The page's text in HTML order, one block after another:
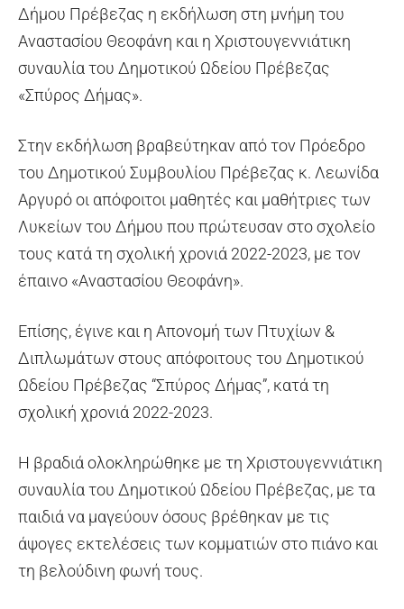
Δήμου Πρέβεζας η εκδήλωση στη μνήμη του
Αναστασίου Θεοφάνη και η Χριστουγεννιάτικη
συναυλία του Δημοτικού Ωδείου Πρέβεζας
«Σπύρος Δήμας».
Στην εκδήλωση βραβεύτηκαν από τον Πρόεδρο
του Δημοτικού Συμβουλίου Πρέβεζας κ. Λεωνίδα
Αργυρό οι απόφοιτοι μαθητές και μαθήτριες των
Λυκείων του Δήμου που πρώτευσαν στο σχολείο
τους κατά τη σχολική χρονιά 2022-2023, με τον
έπαινο «Αναστασίου Θεοφάνη».
Επίσης, έγινε και η Απονομή των Πτυχίων &
Διπλωμάτων στους απόφοιτους του Δημοτικού
Ωδείου Πρέβεζας “Σπύρος Δήμας”, κατά τη
σχολική χρονιά 2022-2023.
Η βραδιά ολοκληρώθηκε με τη Χριστουγεννιάτικη
συναυλία του Δημοτικού Ωδείου Πρέβεζας, με τα
παιδιά να μαγεύουν όσους βρέθηκαν με τις
άψογες εκτελέσεις των κομματιών στο πιάνο και
τη βελούδινη φωνή τους.